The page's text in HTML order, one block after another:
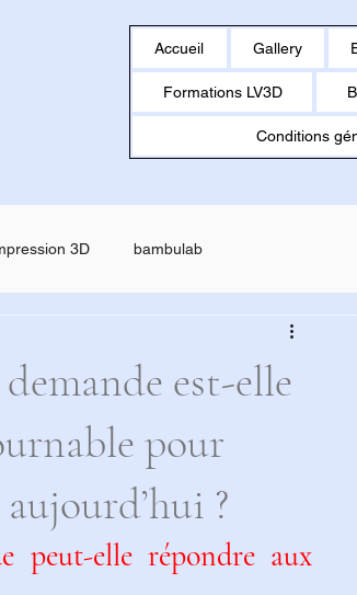
Accueil Gallery
Formations LV3D
Conditions
3D bambulab
est-elle
pour
?
peut-elle répondre aux